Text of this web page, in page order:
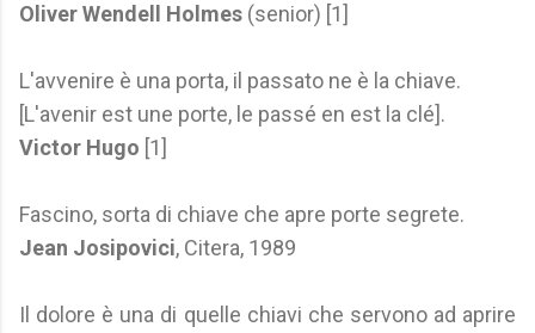
Oliver Wendell Holmes (senior) [1]
L'avvenire è una porta, il passato ne è la chiave.
[L'avenir est une porte, le passé en est la clé].
Victor Hugo [1]
Fascino, sorta di chiave che apre porte segrete.
Jean Josipovici, Citera, 1989
Il dolore è una di quelle chiavi che servono ad aprire